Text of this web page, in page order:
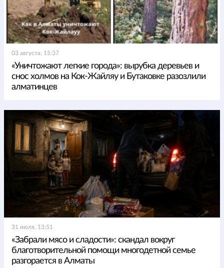
03 августа, 15:37
«Уничтожают легкие города»: вырубка деревьев и
снос холмов на Кок-Жайляу и Бутаковке разозлили
алматинцев
31 июля, 13:51
«Забрали мясо и сладости»: скандал вокруг
благотворительной помощи многодетной семье
разгорается в Алматы